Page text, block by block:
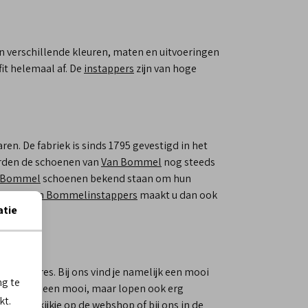
verschillende kleuren, maten en uitvoeringen
helemaal af. De instappers zijn van hoge
De fabriek is sinds 1795 gevestigd in het
de schoenen vanVan Bommel nog steeds
schoenen bekend staan om hun
paarVan Bommelinstappers maakt u dan ook
adres. Bij ons vind je namelijk een mooi
niet alleen mooi, maar lopen ook erg
te